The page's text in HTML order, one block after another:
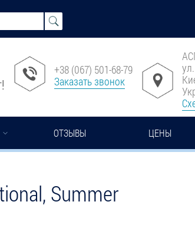
+38 (067) 501-68-79
Заказать звонок
ОТЗЫВЫ ЦЕНЫ
Summer